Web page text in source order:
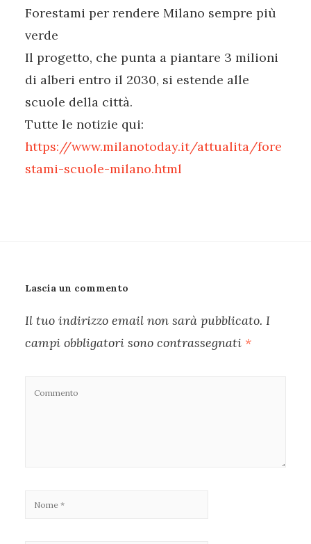
Forestami per rendere Milano sempre più
verde
Il progetto, che punta a piantare 3 milioni
di alberi entro il 2030, si estende alle
scuole della città.
Tutte le notizie qui:
https://www.milanotoday.it/attualita/fore
stami-scuole-milano.html
Lascia un commento
Il tuo indirizzo email non sarà pubblicato. I
campi obbligatori sono contrassegnati *